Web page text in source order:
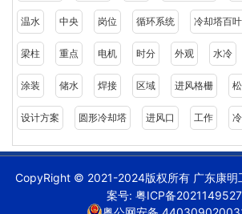
温水 中央 岗位 循环系统 冷却塔百
梁柱 重点 电机 时分 外观 水冷
涂装 储水 焊接 区域 进风格栅
设计方案 圆形冷却塔 进风口 工作
CopyRight © 2021-2024版权所有 广东康明
案号: 粤ICP备